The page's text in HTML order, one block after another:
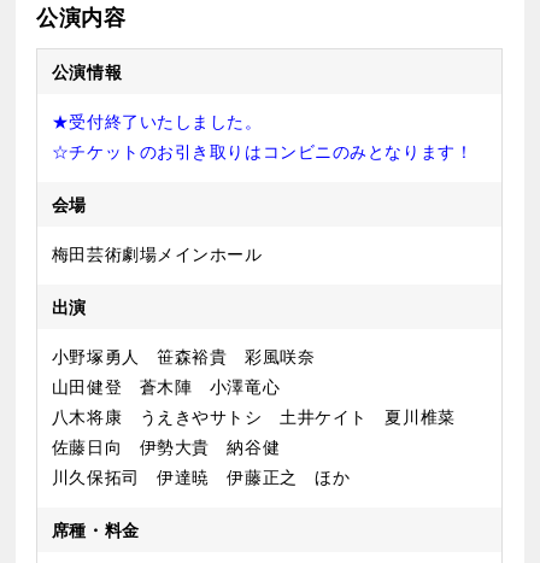
公演内容
公演情報
★受付終了いたしました。
☆チケットのお引き取りはコンビニのみとなります！
会場
梅田芸術劇場メインホール
出演
小野塚勇人 笹森裕貴 彩風咲奈
山田健登 蒼木陣 小澤竜心
八木将康 うえきやサトシ 土井ケイト 夏川椎菜
佐藤日向 伊勢大貴 納谷健
川久保拓司 伊達暁 伊藤正之 ほか
席種・料金